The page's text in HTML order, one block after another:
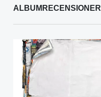
ALBUMRECENSIONER